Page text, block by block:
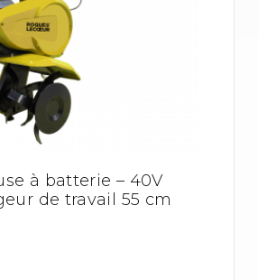
à batterie – 40V
de travail 55 cm